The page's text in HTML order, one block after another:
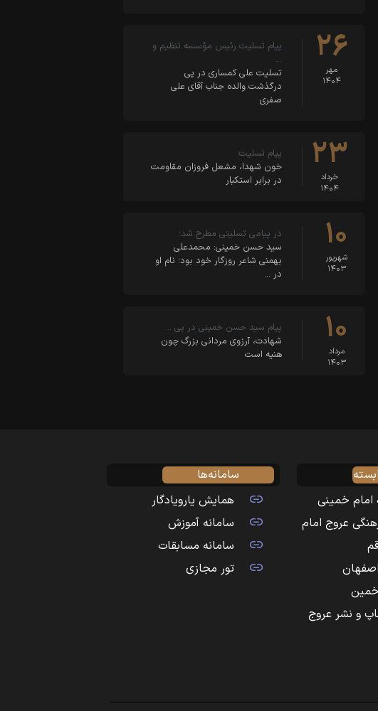
۲۶
مهر
۱۴۰۴
پیام تسلیت رئیس مؤسسه تنظیم و
…
تسلیت علی کمساری در پی
درگذشت والده جناب آقای علی
صفری
۲۳
خرداد
۱۴۰۴
پیام تسلیت؛
خون شهدا، مشعل فروزان مقاومت
در برابر استکبار
۱۰
شهریور
۱۴۰۳
در پیامی تسلیتی مطرح شد؛
سید حسن خمینی: محمدعلی
بهمنی شاعر روزگار خود بود؛ نام او
در …
۱۰
مرداد
۱۴۰۳
پیام سید حسن خمینی در پی …
شهادت، آرزوی مردانی بزرگ چون
هنیه است
امام خمینی
عروج امام
خمین
و نشر عروج
سامانه‌ها
همایش یارویادگار
سامانه آموزش
سامانه مسابقات
تور مجازی